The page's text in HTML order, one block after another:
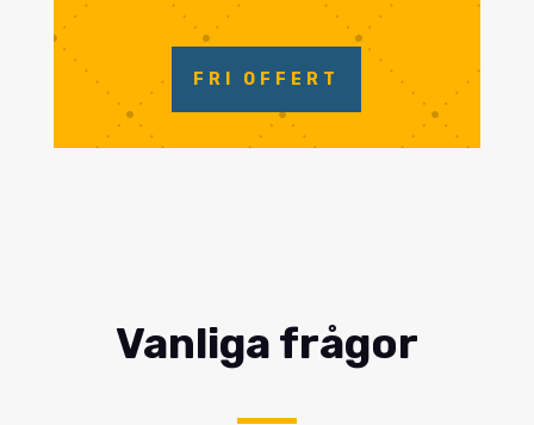
FRI OFFERT
Vanliga frågor